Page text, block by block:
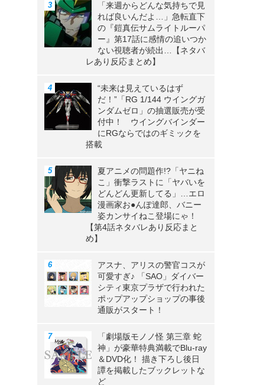
「来週からどんな気持ちで見
れば良いんだよ…」急転直下
の『鎧真伝サムライトルーパ
ー』第17話に感情の追いつか
ない視聴者が続出…【ネタバ
レあり反応まとめ】
“未来は見えているはず
だ！”「RG 1/144 ウイングガ
ンダムゼロ」の抽選販売が受
付中！ ウイングバインダー
にRGならではのギミックを
搭載
夏アニメの問題作!?「ヤニね
こ」衝撃ラストに「ヤバいを
どんどん更新してる」…エロ
漫画家お●んぽ達郎、バニー
姿カンサイねこ登場にゃ！
【第4話ネタバレあり反応まと
め】
アスナ、アリスの警官コスが
可愛すぎ♪ 「SAO」ダイバー
シティ東京プラザで行われた
ポップアップショップの事後
通販がスタート！
「劇場版モノノ怪 第三章 蛇
神」が豪華特典満載でBlu-ray
＆DVD化！ 描き下ろし後日
譚を掲載したブックレットな
ど